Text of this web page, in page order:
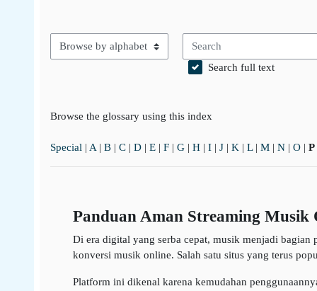
Browse the glossary using this index
Search
Search full text
Browse the glossary using this index
Special | A | B | C | D | E | F | G | H | I | J | K | L| M | N | O | P
Panduan Aman Streaming
Di era digital yang serba cepat, musik menjadi
konversi musik online. Salah satu situs yang terus
Platform ini dikenal karena kemudahan